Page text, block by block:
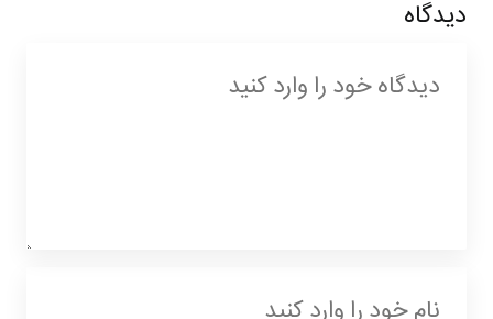
دیدگاه